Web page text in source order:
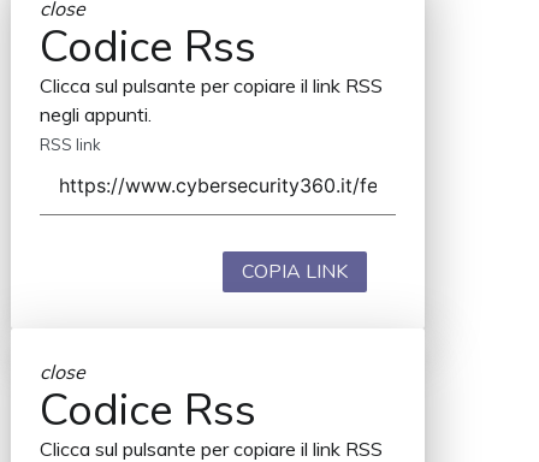
close
Codice Rss
Clicca sul pulsante per copiare il link RSS
negli appunti.
RSS link
COPIA LINK
close
Codice Rss
Clicca sul pulsante per copiare il link RSS